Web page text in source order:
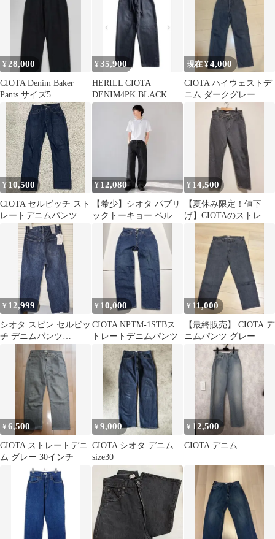
¥ 28,000
CIOTA Denim Baker
Pants サイズ5
¥35,900
HERILL CIOTA
DENIM4PK BLACK
VINTAGE WORN
現在 ¥4,000
CIOTA ハイウェストデ
ニム ダークグレー
¥ 10,500
CIOTA セルビッチ スト
レートデニムパンツ
¥ 12,080
【希少】シオタ パブリ
ックトーキョー ベルテ
ッド ワイドデニム 黒
岡山 1
¥ 14,500
【夏休み限定！値下
げ】CIOTAのストレー
¥ 12,999
シオタ スビン セルビッ
チ デニムパンツ
「SLOW & 」
¥ 10,000
CIOTA NPTM-1STBス
トレートデニムパンツ
¥ 11,000
【最終販売】 CIOTA デ
ニムパンツ グレー
¥6,500
CIOTA ストレートデニ
ム グレー 30インチ
¥9,000
CIOTA シオタ デニム
size30
¥ 12,500
CIOTA デニム